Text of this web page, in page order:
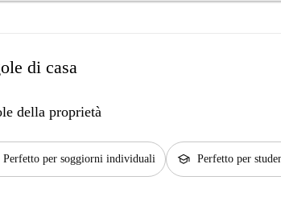
di casa
della proprietà
Perfetto per soggiorni individuali school Perfetto per